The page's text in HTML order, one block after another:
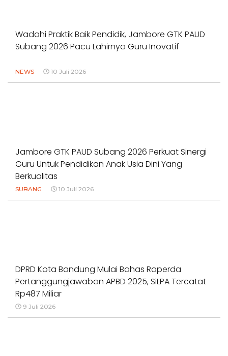
Wadahi Praktik Baik Pendidik, Jambore GTK PAUD
Subang 2026 Pacu Lahirnya Guru Inovatif
NEWS 10 Juli 2026
Jambore GTK PAUD Subang 2026 Perkuat Sinergi
Guru Untuk Pendidikan Anak Usia Dini Yang
Berkualitas
SUBANG 10 Juli 2026
DPRD Kota Bandung Mulai Bahas Raperda
Pertanggungjawaban APBD 2025, SiLPA Tercatat
Rp487 Miliar
9 Juli 2026